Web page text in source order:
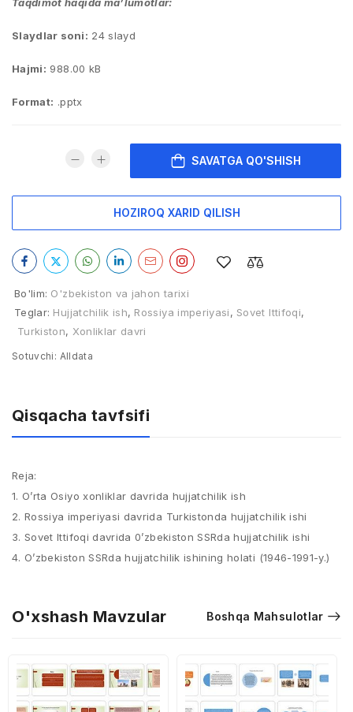
Slaydlar soni: 24 slayd
Hajmi: 988.00 kB
Format: .pptx
SAVATGA QO'SHISH
HOZIROQ XARID QILISH
Bo'lim: O'zbekiston va jahon tarixi
Teglar: Hujjatchilik ish, Rossiya imperiyasi, Sovet Ittifoqi,
Turkiston, Xonliklar davri
Sotuvchi: Alldata
Qisqacha tavfsifi
Reja:
1. O’rta Osiyo xonliklar davrida hujjatchilik ish
2. Rossiya imperiyasi davrida Turkistonda hujjatchilik ishi
3. Sovet Ittifoqi davrida 0’zbekiston SSRda hujjatchilik ishi
4. O’zbekiston SSRda hujjatchilik ishining holati​ (1946-1991-y.)
O'xshash Mavzular Boshqa Mahsulotlar